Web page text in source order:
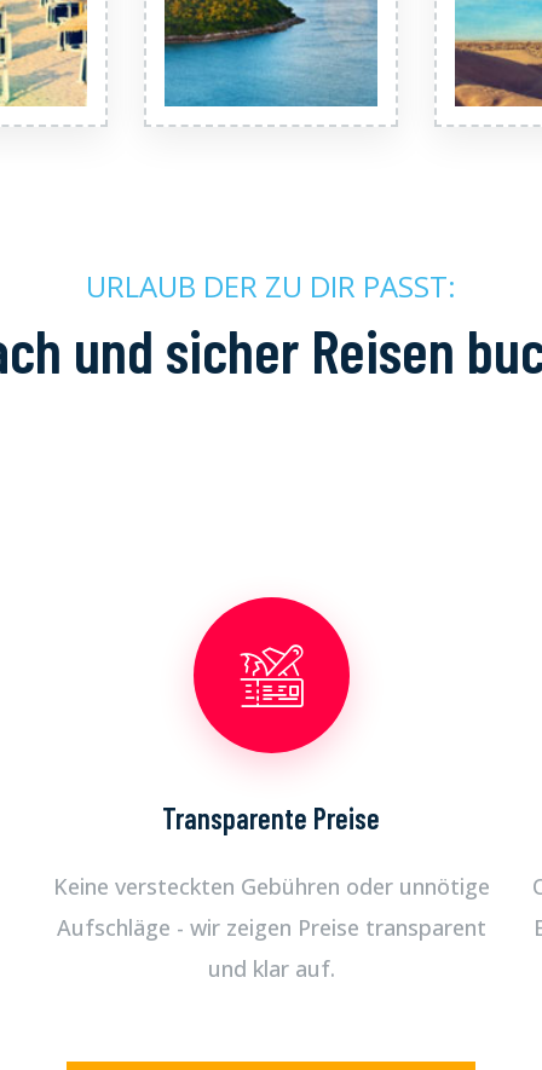
URLAUB DER ZU DIR PASST:
und sicher Reisen
Transparente Preise
Keine versteckten Gebühren oder unnötige
Aufschläge - wir zeigen Preise transparent
und klar auf.